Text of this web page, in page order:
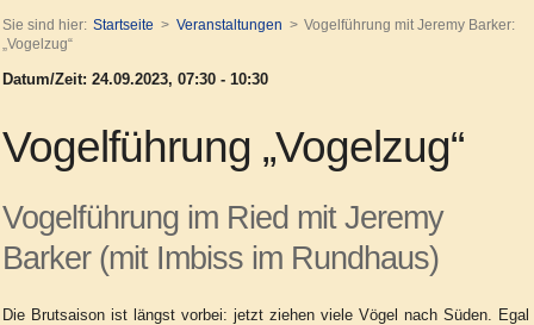
Sie sind hier: Startseite Veranstaltungen
Vogelführung mit Jeremy Barker:
„Vogelzug“
Datum/Zeit: 24.09.2023, 07:30 - 10:30
Vogelführung „Vogelzug“
Vogelführung im Ried mit Jeremy
Barker (mit Imbiss im Rundhaus)
Die Brutsaison ist längst vorbei: jetzt ziehen viele Vögel nach Süden. Egal